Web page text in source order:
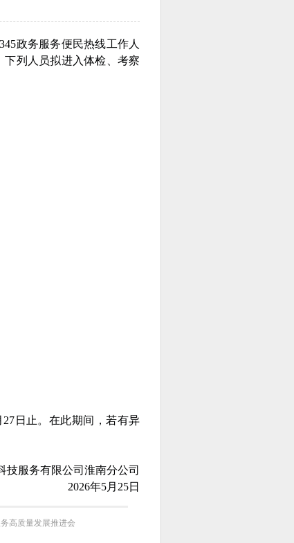
政务服务便民热线工作人
下列人员拟进入体检、考察
日止。在此期间，若有异
服务有限公司淮南分公司
2026年5月25日
高质量发展推进会